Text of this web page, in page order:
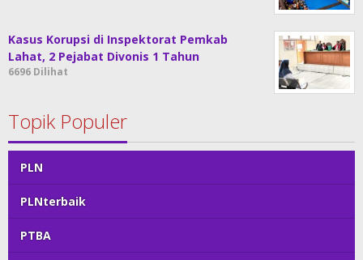
Kasus Korupsi di Inspektorat Pemkab
Lahat, 2 Pejabat Divonis 1 Tahun
6696 Dilihat
Topik Populer
PLN
PLNterbaik
PTBA